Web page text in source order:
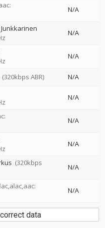
N/A
N/A
N/A
(320kbps ABR) N/A
N/A
N/A
N/A
(320kbps
N/A
N/A
data